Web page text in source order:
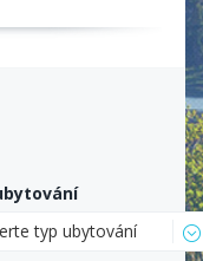
typ ubytování